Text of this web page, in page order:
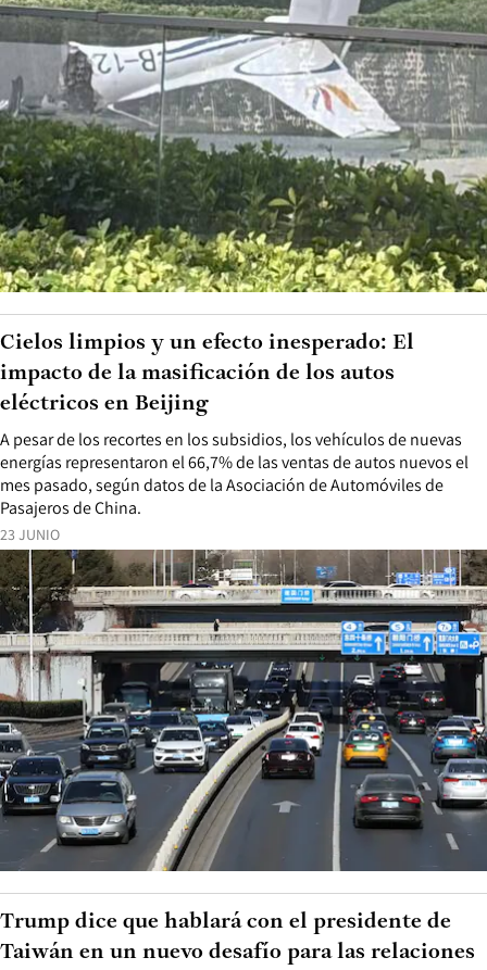
23 JUNIO
A pesar de los recortes en los subsidios, los vehículos de nuevas
energías representaron el 66,7% de las ventas de autos nuevos el
mes pasado, según datos de la Asociación de Automóviles de
Pasajeros de China.
Cielos limpios y un efecto inesperado: El
impacto de la masificación de los autos
eléctricos en Beijing
Trump dice que hablará con el presidente de
Taiwán en un nuevo desafío para las relaciones